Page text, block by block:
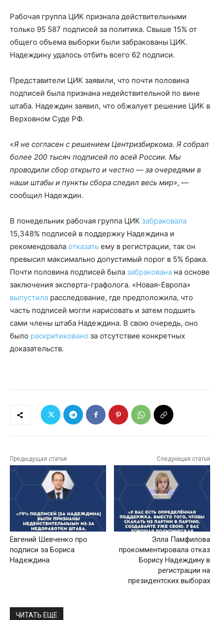
Рабочая группа ЦИК признала действительными
только 95 587 подписей за политика. Свыше 15% от
общего объема выборки были забракованы ЦИК.
Надеждину удалось отбить всего 62 подписи.
Представители ЦИК заявили, что почти половина
подписей была признана недействительной по вине
штаба. Надеждин заявил, что обжалует решение ЦИК в
Верховном Суде РФ.
«Я не согласен с решением Центризбиркома. Я собрал
более 200 тысяч подписей по всей России. Мы
проводили сбор открыто и честно — за очередями в
наши штабы и пункты сбора следил весь мир», —
сообщил Надеждин.
В понедельник рабочая группа ЦИК забраковала
15,348% подписей в поддержку Надеждина и
рекомендовала отказать ему в регистрации, так он
превысил максимально допустимый порог в 5% брака.
Почти половина подписей была забракована на основе
заключения эксперта-графолога. «Новая-Европа»
выпустила расследование, где предположила, что
часть подписей могли нарисовать и затем подшить
сами члены штаба Надеждина. В свою очередь, оно
было раскритиковано за отсутствие конкретных
доказательств.
Предыдущая статья
Евгений Шевченко про
подписи за Бориса
Надеждина
Следующая статья
Элла Памфилова
прокомментировала отказ
Борису Надеждину в
регистрации на
президентских выборах
ЧИТАТЬ ЕЩЕ